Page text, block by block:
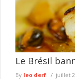
Le Brésil
By leo derf juillet